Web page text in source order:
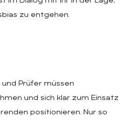
zu entgehen.
Prüfer müssen
und sich klar zum Einsatz
positionieren. Nur so